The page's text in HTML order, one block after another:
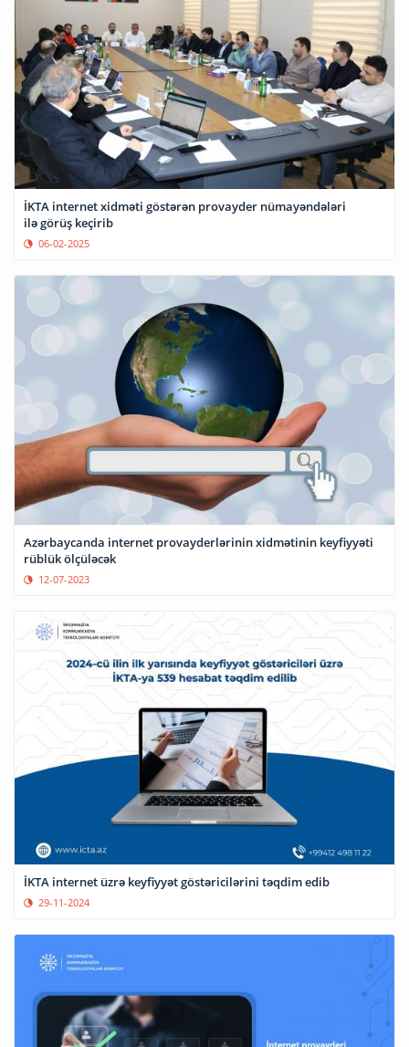
İKTA internet xidməti göstərən provayder nümayəndələri
ilə görüş keçirib
06-02-2025
Azərbaycanda internet provayderlərinin xidmətinin keyfiyyəti
rüblük ölçüləcək
12-07-2023
İKTA internet üzrə keyfiyyət göstəricilərini təqdim edib
29-11-2024